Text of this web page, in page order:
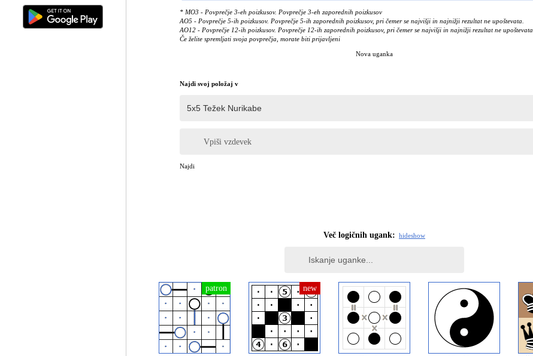
* MO3 - Povprečje 3-eh poizkusov. Povprečje 3-eh zaporednih poizkusov
AO5 - Povprečje 5-ih poizkusov. Povprečje 5-ih zaporednih poizkusov, pri čemer se najvišji in najnižji rezultat ne upoštevata.
AO12 - Povprečje 12-ih poizkusov. Povprečje 12-ih zaporednih poizkusov, pri čemer se najvišji in najnižji rezultat ne upoštevata.
Če želite spremljati svoja povprečja, morate biti prijavljeni
Nova uganka
Najdi svoj položaj v
Vpiši vzdevek
Najdi
Več logičnih ugank: hideshow